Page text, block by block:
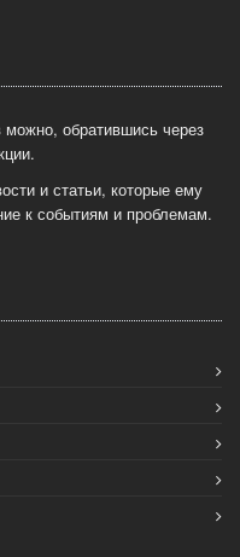
можно, обратившись через
и статьи, которые ему
к событиям и проблемам.